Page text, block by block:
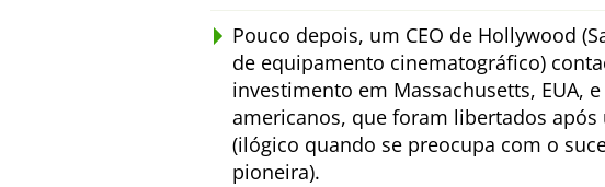
Pouco depois, um CEO de Hollywood
de equipamento cinematográfico)
investimento em Massachusetts, EUA,
americanos, que foram libertados
(ilógico quando se preocupa com o
pioneira).